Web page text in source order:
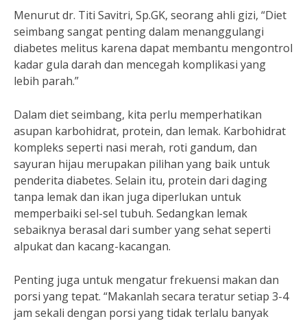
Menurut dr. Titi Savitri, Sp.GK, seorang ahli gizi, “Diet
seimbang sangat penting dalam menanggulangi
diabetes melitus karena dapat membantu mengontrol
kadar gula darah dan mencegah komplikasi yang
lebih parah.”
Dalam diet seimbang, kita perlu memperhatikan
asupan karbohidrat, protein, dan lemak. Karbohidrat
kompleks seperti nasi merah, roti gandum, dan
sayuran hijau merupakan pilihan yang baik untuk
penderita diabetes. Selain itu, protein dari daging
tanpa lemak dan ikan juga diperlukan untuk
memperbaiki sel-sel tubuh. Sedangkan lemak
sebaiknya berasal dari sumber yang sehat seperti
alpukat dan kacang-kacangan.
Penting juga untuk mengatur frekuensi makan dan
porsi yang tepat. “Makanlah secara teratur setiap 3-4
jam sekali dengan porsi yang tidak terlalu banyak